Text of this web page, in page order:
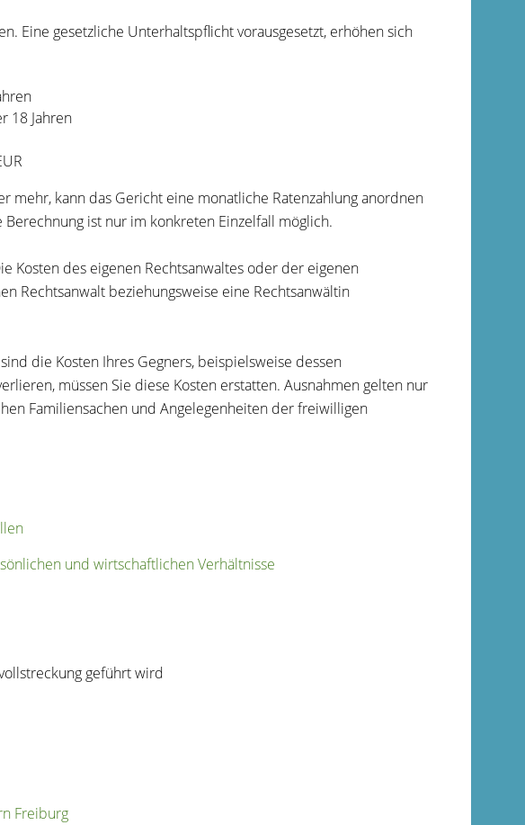
Eine gesetzliche Unterhaltspflicht vorausgesetzt, erhöhen sich
18 Jahren
mehr, kann das Gericht eine monatliche Ratenzahlung anordnen
ist nur im konkreten Einzelfall möglich.
Kosten des eigenen Rechtsanwaltes oder der eigenen
Rechtsanwalt beziehungsweise eine Rechtsanwältin
die Kosten Ihres Gegners, beispielsweise dessen
müssen Sie diese Kosten erstatten. Ausnahmen gelten nur
Familiensachen und Angelegenheiten der freiwilligen
und wirtschaftlichen Verhältnisse
geführt wird
Freiburg